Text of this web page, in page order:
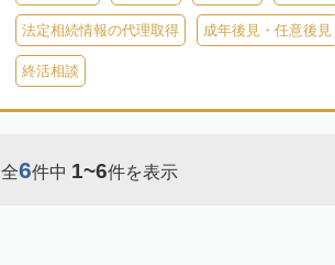
法定相続情報の代理取得 成年後見・任意後見
終活相談
全6件中 1~6件を表示